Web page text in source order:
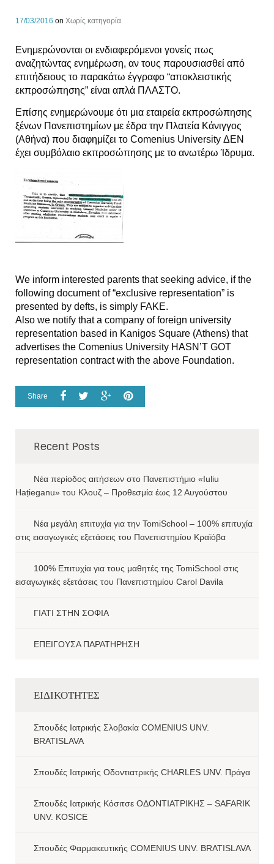
17/03/2016 on Χωρίς κατηγορία
Ενημερώνονται οι ενδιαφερόμενοι γονείς πως
αναζητώντας ενημέρωση, αν τους παρουσιασθεί από
επιτήδειους το παρακάτω έγγραφο “αποκλειστικής
εκπροσώπησης” είναι απλά ΠΛΑΣΤΟ.
Επίσης ενημερώνουμε ότι μια εταιρεία εκπροσώπησης
ξένων Πανεπιστημίων με έδρα την Πλατεία Κάνιγγος
(Αθήνα) που διαφημίζει το Comenius University ΔΕΝ
έχει συμβόλαιο εκπροσώπησης με το ανωτέρω Ίδρυμα.
We inform interested parents that seeking advice, if the
following document of “exclusive representation” is
presented by defts, is simply FAKE.
Also we notify that a company of foreign university
representation based in Kanigos Square (Athens) that
advertises the Comenius University HASN’T GOT
representation contract with the above Foundation.
Share
Recent Posts
Νέα περίοδος αιτήσεων στο Πανεπιστήμιο «Iuliu
Hațieganu» του Κλουζ – Προθεσμία έως 12 Αυγούστου
Νέα μεγάλη επιτυχία για την TomiSchool – 100% επιτυχία
στις εισαγωγικές εξετάσεις του Πανεπιστημίου Κραϊόβα
100% Επιτυχία για τους μαθητές της TomiSchool στις
εισαγωγικές εξετάσεις του Πανεπιστημίου Carol Davila
ΓΙΑΤΙ ΣΤΗΝ ΣΟΦΙΑ
ΕΠΕΙΓΟΥΣΑ ΠΑΡΑΤΗΡΗΣΗ
ΕΙΔΙΚΟΤΗΤΕΣ
Σπουδές Ιατρικής Σλοβακία COMENIUS UNV.
BRATISLAVA
Σπουδές Ιατρικής Οδοντιατρικής CHARLES UNV. Πράγα
Σπουδές Ιατρικής Κόσιτσε ΟΔΟΝΤΙΑΤΡΙΚΗΣ – SAFARIK
UNV. KOSICE
Σπουδές Φαρμακευτικής COMENIUS UNV. BRATISLAVA